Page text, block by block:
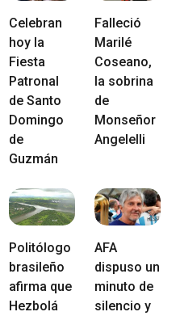
Celebran
hoy la
Fiesta
Patronal
de Santo
Domingo
de
Guzmán
Falleció
Marilé
Coseano,
la sobrina
de
Monseñor
Angelelli
Politólogo
brasileño
afirma que
Hezbolá
AFA
dispuso un
minuto de
silencio y